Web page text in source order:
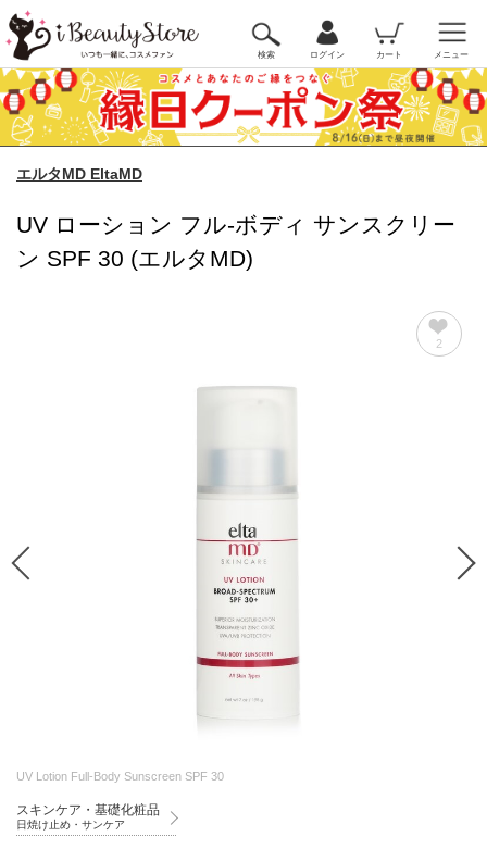
検索 ログイン カート メニュー
エルタMD EltaMD
UV ローション フル-ボディ サンスクリー
ン SPF 30 (エルタMD)
2
UV Lotion Full-Body Sunscreen SPF 30
スキンケア・基礎化粧品
日焼け止め・サンケア